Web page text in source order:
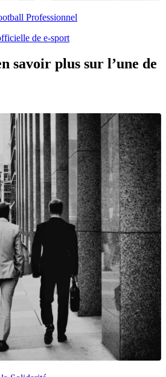
Professionnel
de e-sport
savoir plus sur l’une de